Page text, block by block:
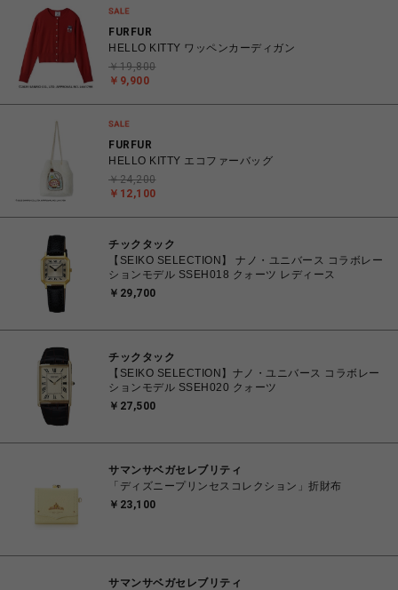
FURFUR
HELLO KITTY ワッペンカーディガン
￥9,900
￥19,800
FURFUR
HELLO KITTY エコファーバッグ
￥12,100
￥24,200
チックタック
【SEIKO SELECTION】 ナノ・ユニバース コラボレー
ションモデル SSEH018 クォーツ レディース
￥29,700
チックタック
【SEIKO SELECTION】ナノ・ユニバース コラボレー
ションモデル SSEH020 クォーツ
￥27,500
サマンサベガセレブリティ
「ディズニープリンセスコレクション」折財布
￥23,100
サマンサベガセレブリティ